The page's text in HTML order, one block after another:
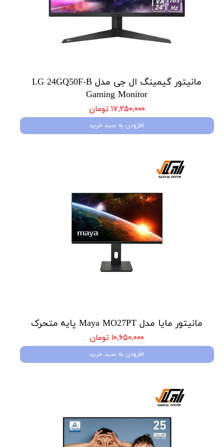
مانیتور گیمینگ ال جی مدل LG 24GQ50F-B
Gaming Monitor
۱۷,۲۵۰,۰۰۰ تومان
افزودن به سبد خرید
مانیتور مایا مدل Maya MO27PT پایه متحرک
۱۰,۶۵۰,۰۰۰ تومان
افزودن به سبد خرید